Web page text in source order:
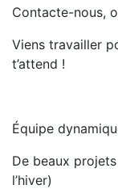
Contacte-nous,
Viens travailler
t’attend !
Équipe
De beaux
l’hiver)